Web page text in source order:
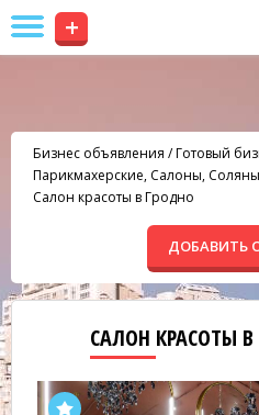
+
Бизнес объявления /Готовый
Парикмахерские, Салоны,
Салон красоты в Гродно
ДОБАВИТЬ
САЛОН КРАСОТЫ